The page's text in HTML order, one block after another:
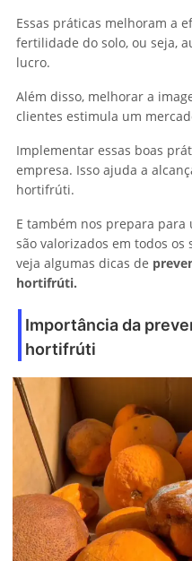
Essas práticas melhoram a
fertilidade do solo, ou seja,
lucro.
Além disso, melhorar a
clientes estimula um
Implementar essas boas
empresa. Isso ajuda a
hortifrúti.
E também nos prepara
são valorizados em todos os
veja algumas dicas de
hortifrúti.
Importância da
hortifrúti